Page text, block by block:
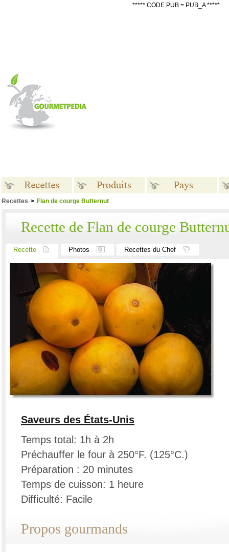
***** CODE PUB = PUB_A *****
Recettes > Flan de courge Butternut
Recette de Flan de courge
Recette Photos Recettes du Chef
Saveurs des États-Unis
Temps total: 1h à 2h
Préchauffer le four à 250°F. (125°C.)
Préparation : 20 minutes
Temps de cuisson: 1 heure
Difficulté: Facile
Propos gourmands